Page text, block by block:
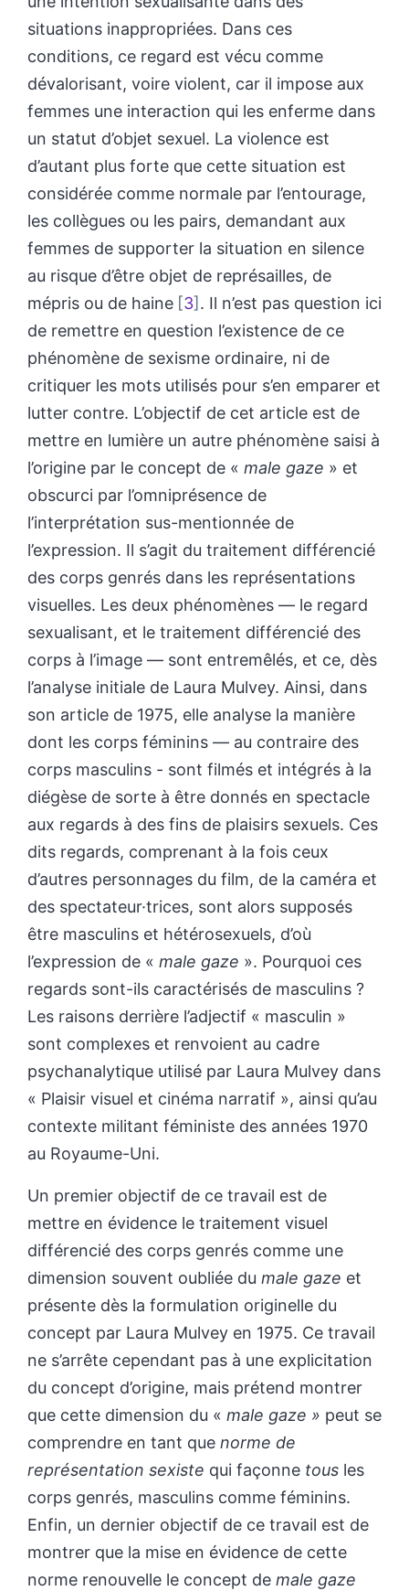
situations inappropriées. Dans ces
conditions, ce regard est vécu comme
dévalorisant, voire violent, car il impose aux
femmes une interaction qui les enferme dans
un statut d’objet sexuel. La violence est
d’autant plus forte que cette situation est
considérée comme normale par l’entourage,
les collègues ou les pairs, demandant aux
femmes de supporter la situation en silence
au risque d’être objet de représailles, de
mépris ou de haine 3 . Il n’est pas question ici
de remettre en question l’existence de ce
phénomène de sexisme ordinaire, ni de
critiquer les mots utilisés pour s’en emparer et
lutter contre. L’objectif de cet article est de
mettre en lumière un autre phénomène saisi à
l’origine par le concept de « male gaze » et
obscurci par l’omniprésence de
l’interprétation sus-mentionnée de
l’expression. Il s’agit du traitement différencié
des corps genrés dans les représentations
visuelles. Les deux phénomènes — le regard
sexualisant, et le traitement différencié des
corps à l’image — sont entremêlés, et ce, dès
l’analyse initiale de Laura Mulvey. Ainsi, dans
son article de 1975, elle analyse la manière
dont les corps féminins — au contraire des
corps masculins - sont filmés et intégrés à la
diégèse de sorte à être donnés en spectacle
aux regards à des fins de plaisirs sexuels. Ces
dits regards, comprenant à la fois ceux
d’autres personnages du film, de la caméra et
des spectateur·trices, sont alors supposés
être masculins et hétérosexuels, d’où
l’expression de « male gaze ». Pourquoi ces
regards sont-ils caractérisés de masculins ?
Les raisons derrière l’adjectif « masculin »
sont complexes et renvoient au cadre
psychanalytique utilisé par Laura Mulvey dans
« Plaisir visuel et cinéma narratif », ainsi qu’au
contexte militant féministe des années 1970
au Royaume-Uni.
Un premier objectif de ce travail est de
mettre en évidence le traitement visuel
différencié des corps genrés comme une
dimension souvent oubliée du male gaze et
présente dès la formulation originelle du
concept par Laura Mulvey en 1975. Ce travail
ne s’arrête cependant pas à une explicitation
du concept d’origine, mais prétend montrer
que cette dimension du « male gaze » peut se
comprendre en tant que norme de
représentation sexiste qui façonne tous les
corps genrés, masculins comme féminins.
Enfin, un dernier objectif de ce travail est de
montrer que la mise en évidence de cette
norme renouvelle le concept de male gaze